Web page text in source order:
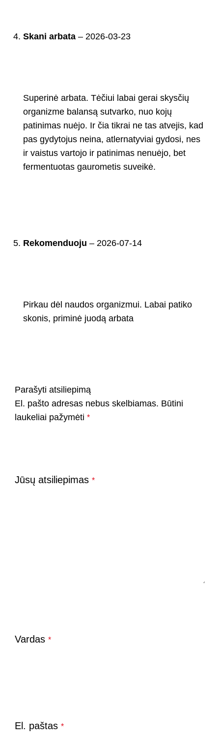
Skani arbata – 2026-03-23
Superinė arbata. Tėčiui labai gerai skysčių
organizme balansą sutvarko, nuo kojų
patinimas nuėjo. Ir čia tikrai ne tas atvejis, kad
pas gydytojus neina, atlernatyviai gydosi, nes
ir vaistus vartojo ir patinimas nenuėjo, bet
fermentuotas gaurometis suveikė.
Rekomenduoju – 2026-07-14
Pirkau dėl naudos organizmui. Labai patiko
skonis, priminė juodą arbata
Parašyti atsiliepimą
El. pašto adresas nebus skelbiamas. Būtini
laukeliai pažymėti *
Jūsų atsiliepimas *
Vardas *
El. paštas *